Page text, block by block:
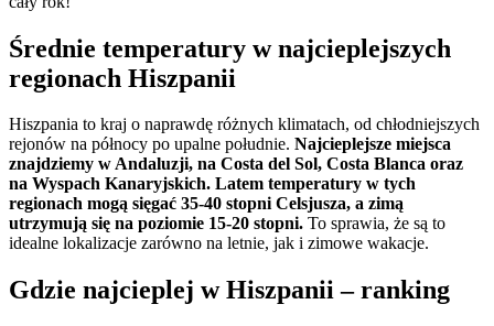
Średnie temperatury w najcieplejszych
regionach Hiszpanii
Hiszpania to kraj o naprawdę różnych klimatach, od chłodniejszych
rejonów na północy po upalne południe. Najcieplejsze miejsca
znajdziemy w Andaluzji, na Costa del Sol, Costa Blanca oraz
na Wyspach Kanaryjskich. Latem temperatury w tych
regionach mogą sięgać 35-40 stopni Celsjusza, a zimą
utrzymują się na poziomie 15-20 stopni. To sprawia, że są to
idealne lokalizacje zarówno na letnie, jak i zimowe wakacje.
Gdzie najcieplej w Hiszpanii – ranking